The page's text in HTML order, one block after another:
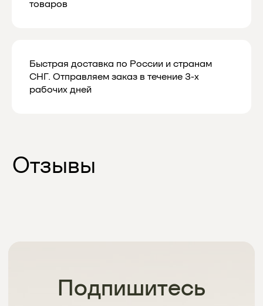
товаров
Быстрая доставка по России и странам
СНГ. Отправляем заказ в течение 3-х
рабочих дней